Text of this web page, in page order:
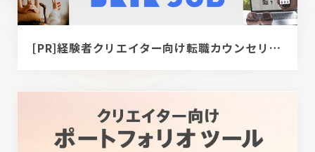
[PR]経験者クリエイター向け転職カウンセリング｜デザイナー / ディレクター / エンジニア